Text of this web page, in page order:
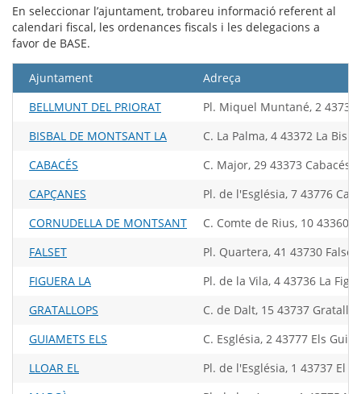
En seleccionar l’ajuntament, trobareu informació referent al
calendari fiscal, les ordenances fiscals i les delegacions a
favor de BASE.
Ajuntament
Adreça
BELLMUNT DEL PRIORAT
Pl. Miquel Muntané, 2
BISBAL DE MONTSANT LA
C. La Palma, 4 43372 La
CABACÉS
C. Major, 29 43373 Cabacés
CAPÇANES
Pl. de l'Església, 7 43776
CORNUDELLA DE MONTSANT
C. Comte de Rius, 10 43360
FALSET
Pl. Quartera, 41 43730 Falset
FIGUERA LA
Pl. de la Vila, 4 43736 La
GRATALLOPS
C. de Dalt, 15 43737
GUIAMETS ELS
C. Església, 2 43777 Els
LLOAR EL
Pl. de l'Església, 1 43737 El